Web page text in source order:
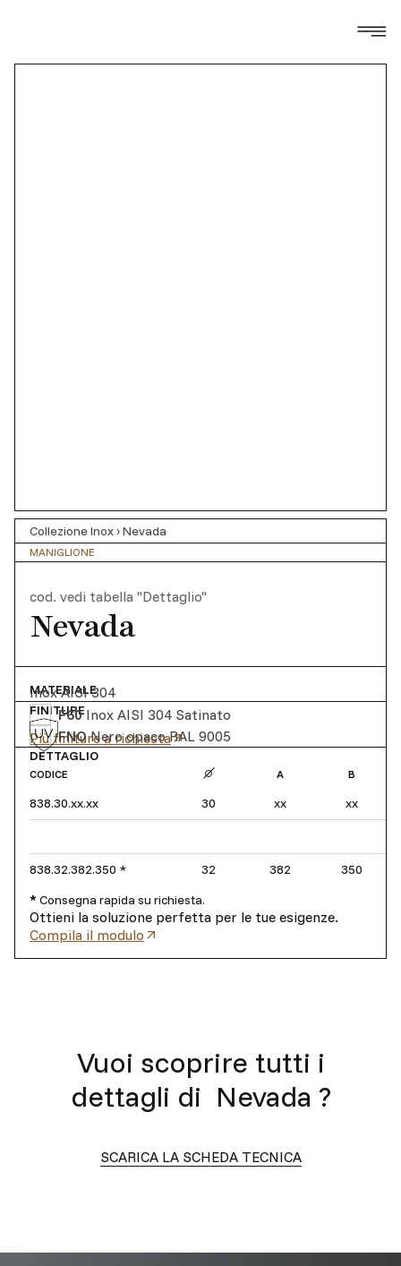
Collezione Inox›Nevada
MANIGLIONE
cod. vedi tabella "Dettaglio"
Nevada
MATERIALE
Inox AISI 304
FINITURE
F60 Inox AISI 304 Satinato
FNO Nero opaco RAL 9005
Più finiture a richiesta
DETTAGLIO
CODICE A B
838.30.xx.xx 30 xx xx
838.32.382.350 * 32 382
350
*Consegna rapida su richiesta.
Ottieni la soluzione perfetta per le tue esigenze.
Compila il modulo
Vuoi scoprire tutti i
dettagli di Nevada ?
SCARICA LA SCHEDA TECNICA